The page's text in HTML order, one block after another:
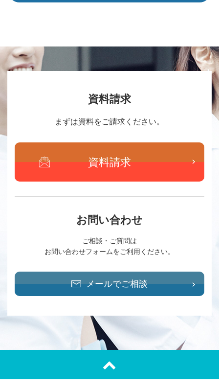
資料請求
まずは資料をご請求ください。
資料請求
お問い合わせ
ご相談・ご質問は
お問い合わせフォームをご利用ください。
メールでご相談